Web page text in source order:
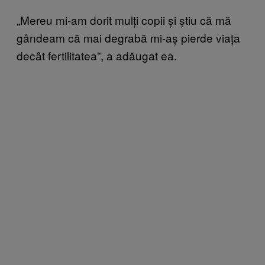
„Mereu mi-am dorit mulți copii și știu că mă
gândeam că mai degrabă mi-aș pierde viața
decât fertilitatea”, a adăugat ea.